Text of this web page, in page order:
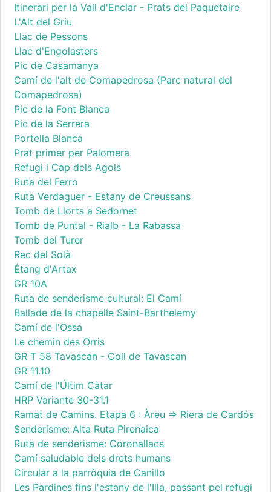
Itinerari per la Vall d'Enclar - Prats del Paquetaire
L'Alt del Griu
Llac de Pessons
Llac d'Engolasters
Pic de Casamanya
Camí de l'alt de Comapedrosa (Parc natural del
Comapedrosa)
Pic de la Font Blanca
Pic de la Serrera
Portella Blanca
Prat primer per Palomera
Refugi i Cap dels Agols
Ruta del Ferro
Ruta Verdaguer - Estany de Creussans
Tomb de Llorts a Sedornet
Tomb de Puntal - Rialb - La Rabassa
Tomb del Turer
Rec del Solà
Étang d'Artax
GR 10A
Ruta de senderisme cultural: El Camí
Ballade de la chapelle Saint-Barthelemy
Camí de l'Ossa
Le chemin des Orris
GR T 58 Tavascan - Coll de Tavascan
GR 11.10
Camí de l'Últim Càtar
HRP Variante 30-31.1
Ramat de Camins. Etapa 6 : Àreu => Riera de Cardós
Senderisme: Alta Ruta Pirenaica
Ruta de senderisme: Coronallacs
Camí saludable dels drets humans
Circular a la parròquia de Canillo
Les Pardines fins l'estany de l'Illa, passant pel refugi